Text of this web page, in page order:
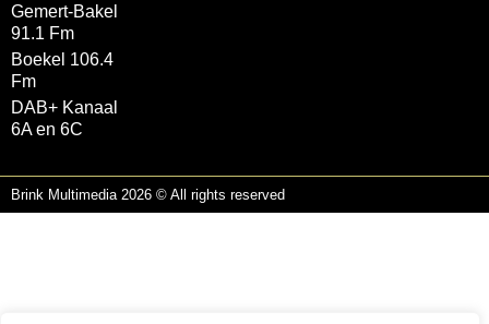
Gemert-Bakel
91.1 Fm
Boekel 106.4
Fm
DAB+ Kanaal
6A en 6C
Brink Multimedia 2026 © All rights reserved